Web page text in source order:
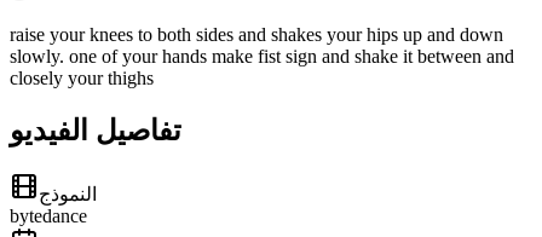
raise your knees to both sides and shakes your hips up and down
slowly. one of your hands make fist sign and shake it​ between and
closely your thighs
تفاصيل الفيديو
النموذج
bytedance